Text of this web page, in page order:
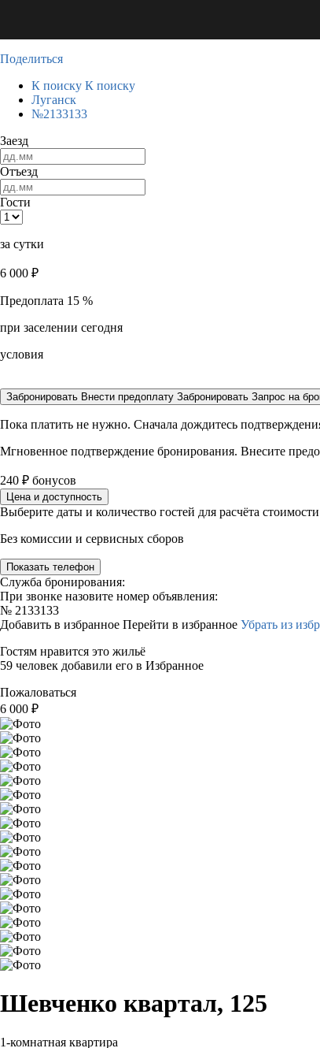
Поделиться
К поиску К поиску
Луганск
№2133133
Заезд
Отъезд
Гости
за сутки
6 000 ₽
Предоплата 15 %
при заселении сегодня
условия
Забронировать Внести предоплату Забронировать Запрос на
Пока платить не нужно. Сначала дождитесь
Мгновенное подтверждение бронирования. Внесите
240 ₽ бонусов
Цена и доступность
Выберите даты и количество гостей для расчёта
Без комиссии и сервисных сборов
Показать телефон
Служба бронирования:
При звонке назовите номер объявления:
№ 2133133
Добавить в избранное Перейти в избранное Убрать из
Гостям нравится это жильё
59 человек добавили его в Избранное
Пожаловаться
6 000 ₽
Шевченко квартал, 125
1-комнатная квартира